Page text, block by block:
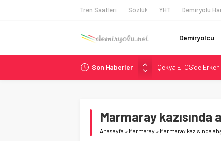
Tren Saatleri Sözlük YHT Demiryolu
Demiryolcu
Son Haberler
Çekya ETCS’de
České dráhy 101
Northern Railway
Madrid Atocha’da
Marmaray
Anasayfa » Marmaray » Marmaray kazısında